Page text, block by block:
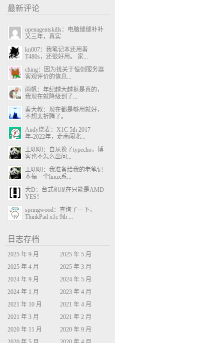
最新评论
openagentskills：电脑缝缝补补
又三年，真实
kn007：我笔记本还用着
T480s，还很好用。 家...
ching：因为找关于恒创服务器
客观评价的信息...
雨帆：年纪越大越抠是真的，
我现在就降级到了...
秦大叔：现在都是够用就好，
不想太折腾了。
Andy烧麦：X1C 5th 2017
年-2022年，走南闯北...
王叨叨：自从换了typecho，博
客也不怎么出问...
王叨叨：我准备给我的老笔记
本搞一个linux系...
大D：台式机现在只能是AMD
YES！
springwood：查询了一下，
ThinkPad x1c 9th ...
日志存档
2025 年 9 月
2025 年 5 月
2025 年 4 月
2025 年 3 月
2024 年 9 月
2024 年 5 月
2024 年 1 月
2023 年 4 月
2021 年 10 月
2021 年 4 月
2021 年 3 月
2021 年 2 月
2020 年 11 月
2020 年 9 月